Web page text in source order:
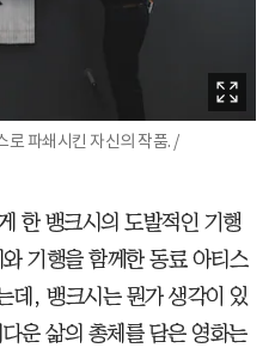
로 파쇄시킨 자신의 작품. /
한 뱅크시의 도발적인 기행
기행을 함께한 동료 아티스
데, 뱅크시는 뭔가 생각이 있
운 삶의 총체를 담은 영화는